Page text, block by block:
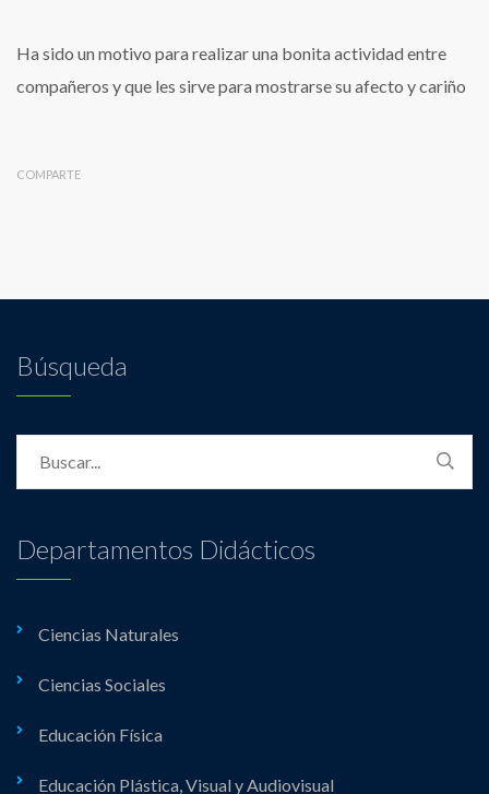
Ha sido un motivo para realizar una bonita actividad entre
compañeros y que les sirve para mostrarse su afecto y cariño
COMPARTE
Búsqueda
Departamentos Didácticos
Ciencias Naturales
Ciencias Sociales
Educación Física
Educación Plástica, Visual y Audiovisual